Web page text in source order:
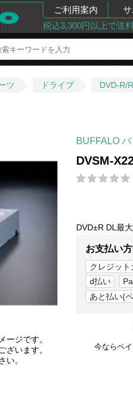
ご利用案内
税込3,300円以上で送
ツ ドライブ DVD-R/
ージです。
ざいます。
い。
BUFFALO
DVSM-
DVD±R DL最
お支払い
クレジット
d払い
あと払い(
今ならペ